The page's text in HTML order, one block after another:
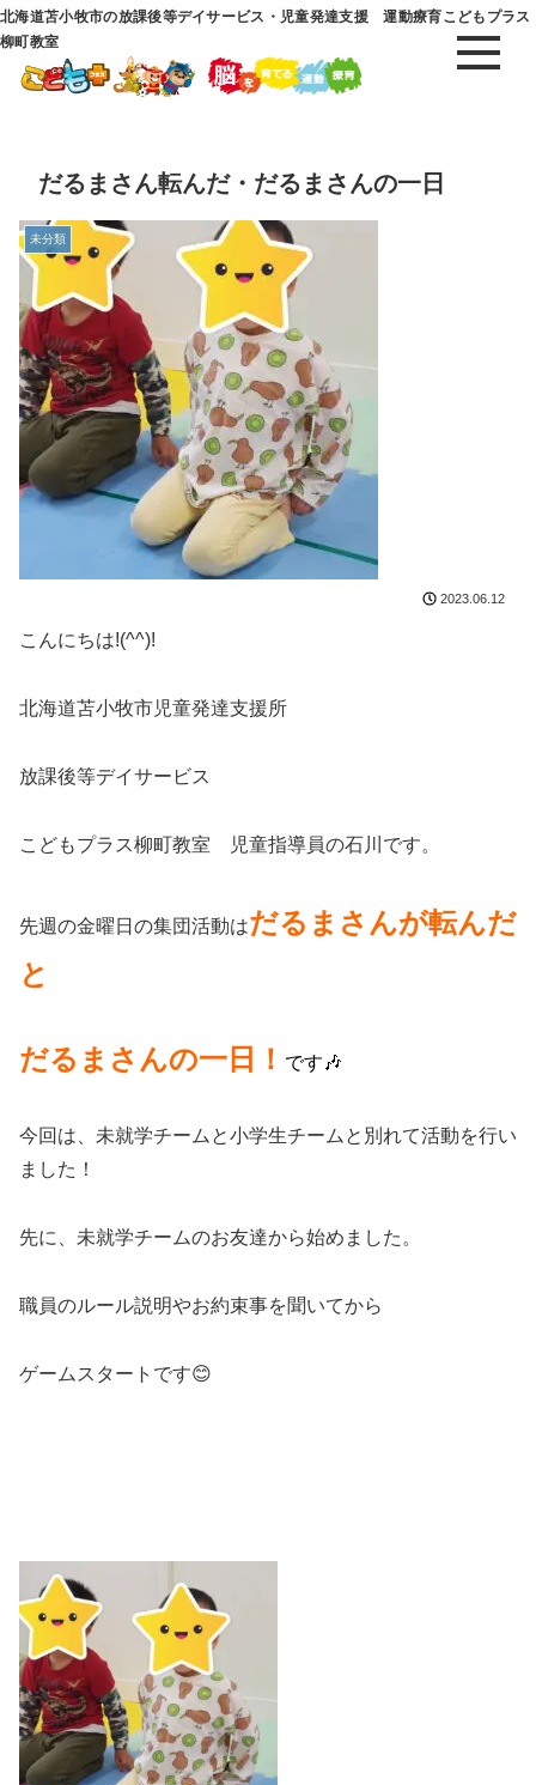
北海道苫小牧市の放課後等デイサービス・児童発達支援 運動療育こどもプラス
柳町教室
だるまさん転んだ・だるまさんの一日
未分類
2023.06.12
こんにちは!(^^)!
北海道苫小牧市児童発達支援所
放課後等デイサービス
こどもプラス柳町教室 児童指導員の石川です。
先週の金曜日の集団活動はだるまさんが転んだ
と
だるまさんの一日！ です🎶
今回は、未就学チームと小学生チームと別れて活動を行い
ました！
先に、未就学チームのお友達から始めました。
職員のルール説明やお約束事を聞いてから
ゲームスタートです😊